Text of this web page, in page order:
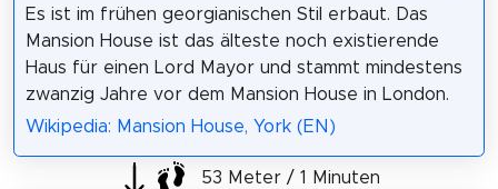
Es ist im frühen georgianischen Stil erbaut. Das
Mansion House ist das älteste noch existierende
Haus für einen Lord Mayor und stammt mindestens
zwanzig Jahre vor dem Mansion House in London.
Wikipedia: Mansion House, York (EN)
53 Meter / 1 Minuten